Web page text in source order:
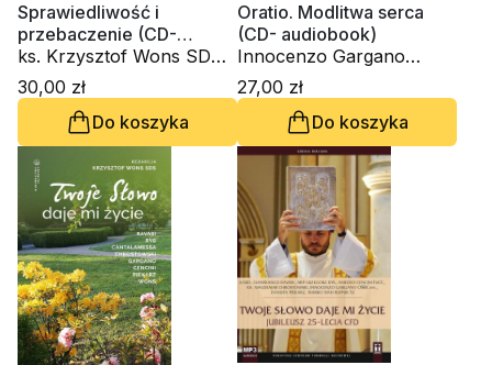
Sprawiedliwość i
przebaczenie (CD-
audiobook)
ks. Krzysztof Wons SDS,
ks. Piotr Kot, Innocenzo
Gargano OSBCam.
30,00 zł
Do koszyka
Oratio. Modlitwa serca
(CD- audiobook)
Innocenzo Gargano
OSBCam., ks. Krzysztof
Wons SDS
27,00 zł
Do koszyka